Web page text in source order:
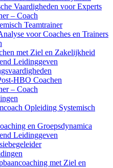
Vaardigheden voor Experts
– Coach
Teamtrainer
voor Coaches en Trainers
met Ziel en Zakelijkheid
Leidinggeven
HBO Coachen
– Coach
Opleiding Systemisch
en Groepsdynamica
Leidinggeven
met Ziel en